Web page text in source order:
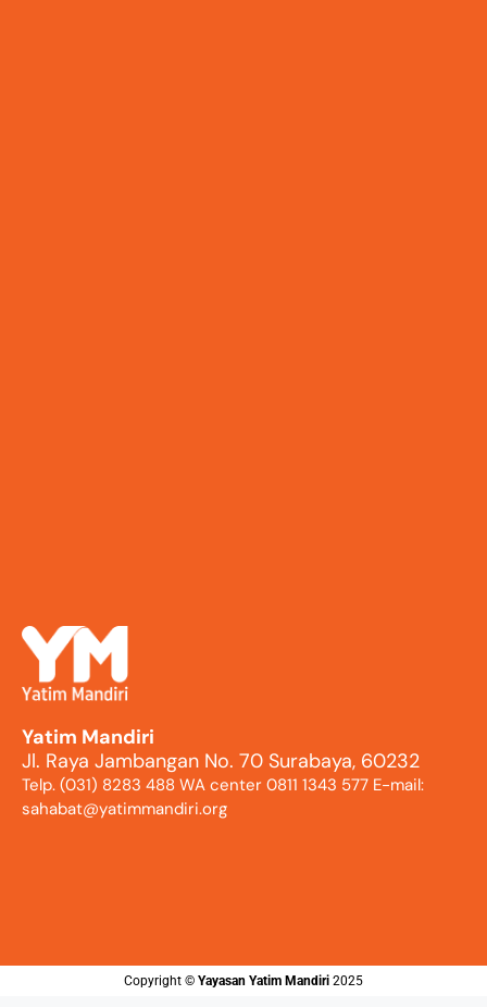
Yatim Mandiri
Jl. Raya Jambangan No. 70 Surabaya, 60232
Telp. (031) 8283 488 WA center 0811 1343 577 E-mail:
sahabat@yatimmandiri.org
Copyright ©️ Yayasan Yatim Mandiri 2025